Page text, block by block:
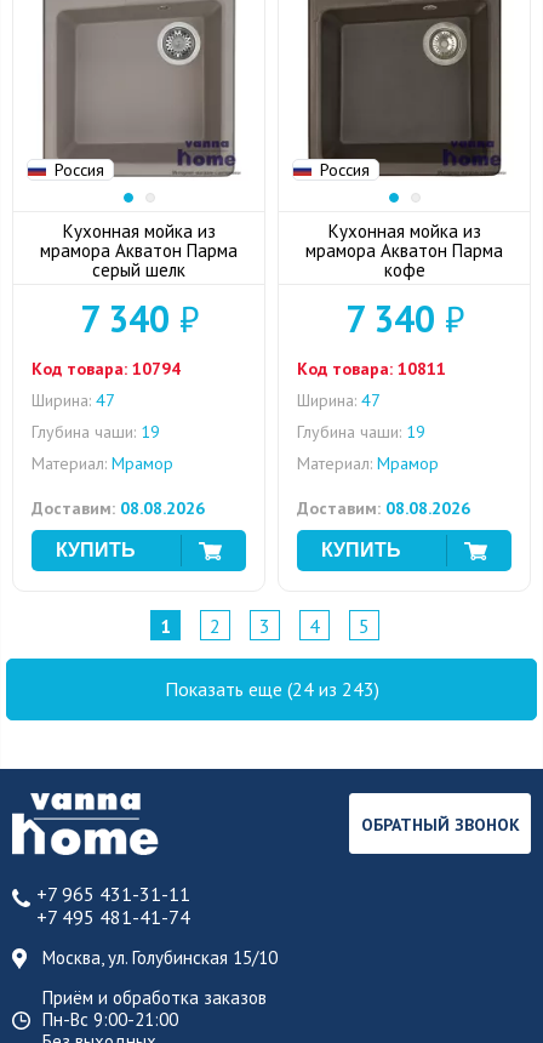
Россия
Кухонная мойка из
мрамора Акватон Парма
серый шелк
7 340 ₽
Код товара: 10794
Ширина: 47
Глубина чаши: 19
Материал: Мрамор
Доставим: 08.08.2026
Россия
Кухонная мойка из
мрамора Акватон Парма
кофе
7 340 ₽
Код товара: 10811
Ширина: 47
Глубина чаши: 19
Материал: Мрамор
Доставим: 08.08.2026
1 2 3 4 5
Показать еще (24 из 243)
+7 965 431-31-11
+7 495 481-41-74
Москва, ул. Голубинская 15/10
Приём и обработка заказов
Пн-Вс 9:00-21:00
ОБРАТНЫЙ ЗВОНОК